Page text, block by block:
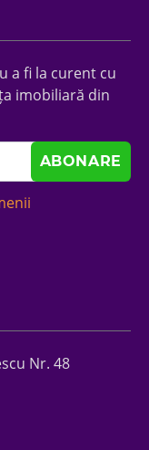
a fi la curent cu
imobiliară din
Nr. 48